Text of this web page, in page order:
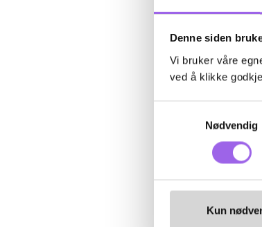
Denne siden
Vi bruker våre
ved å klikke
Nødvendig
Kun